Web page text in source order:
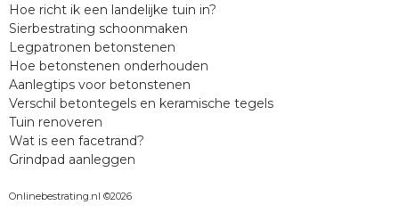
Hoe richt ik een landelijke tuin in?
Sierbestrating schoonmaken
Legpatronen betonstenen
Hoe betonstenen onderhouden
Aanlegtips voor betonstenen
Verschil betontegels en keramische tegels
Tuin renoveren
Wat is een facetrand?
Grindpad aanleggen
Onlinebestrating.nl ©2026